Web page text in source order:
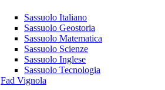
Sassuolo Italiano
Sassuolo Geostoria
Sassuolo Matematica
Sassuolo Scienze
Sassuolo Inglese
Sassuolo Tecnologia
Fad Vignola